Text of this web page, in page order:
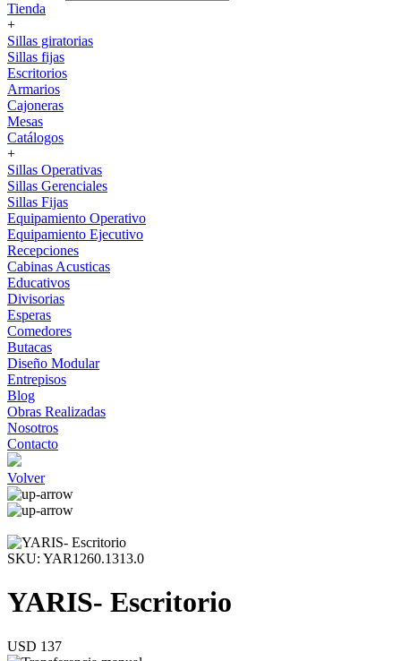
Tienda
+
Sillas giratorias
Sillas fijas
Escritorios
Armarios
Cajoneras
Mesas
Catálogos
+
Sillas Operativas
Sillas Gerenciales
Sillas Fijas
Equipamiento Operativo
Equipamiento Ejecutivo
Recepciones
Cabinas Acusticas
Educativos
Divisorias
Esperas
Comedores
Butacas
Diseño Modular
Entrepisos
Blog
Obras Realizadas
Nosotros
Contacto
Volver
SKU: YAR1260.1313.0
YARIS- Escritorio
USD 137